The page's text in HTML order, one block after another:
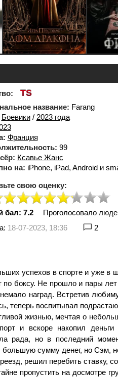
TS
название: Farang
Боевики/ 2023 года
Франция
99
Ксавье Жанс
на: iPhone, iPad, Android и
свою оценку:
бал: 7.2 Проголосовало
18-07-2023, 18:36 2
успехов в спорте и уже в
боксу. Не прошло и пары лет
наград. Встретив
теперь воспитывал
жизнью, мечтая о
и вскоре накопил деньги
рада, но в последний
большую сумму денег, но Сэм,
решил перебить ставку,
пропустить на досмотре